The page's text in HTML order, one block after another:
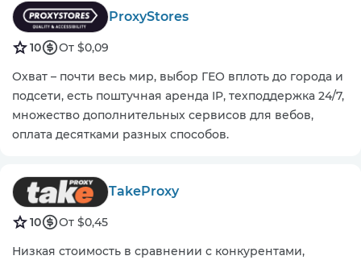
ProxyStores
10
От $0,09
Охват – почти весь мир, выбор ГЕО вплоть до города и
подсети, есть поштучная аренда IP, техподдержка 24/7,
множество дополнительных сервисов для вебов,
оплата десятками разных способов.
TakeProxy
10
От $0,45
Низкая стоимость в сравнении с конкурентами,